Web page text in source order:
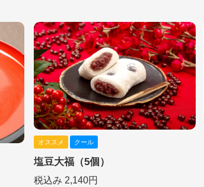
オススメ クール
塩豆大福（5個）
税込み 2,140円